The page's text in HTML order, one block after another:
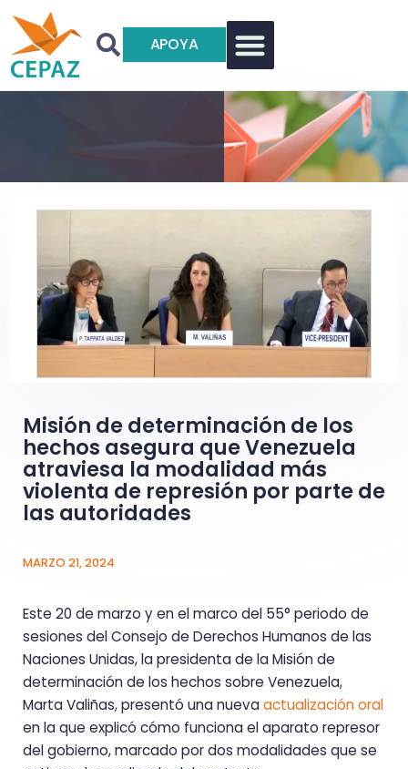
APOYA
Misión de determinación de los
hechos asegura que Venezuela
atraviesa la modalidad más
violenta de represión por parte de
las autoridades
MARZO 21, 2024
Este 20 de marzo y en el marco del 55° periodo de
sesiones del Consejo de Derechos Humanos de las
Naciones Unidas, la presidenta de la Misión de
determinación de los hechos sobre Venezuela,
Marta Valiñas, presentó una nuevaactualización oral
en la que explicó cómo funciona el aparato represor
del gobierno, marcado por dos modalidades que se